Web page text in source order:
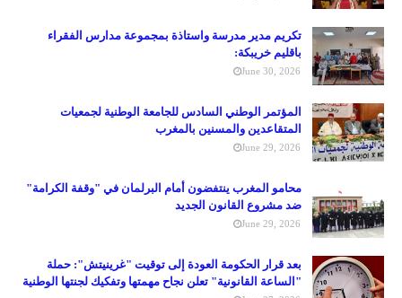
تكريم مدير مدرسة واستاذة بمجموعة مدارس الفقراء
باقليم خريبكة:
June 30, 2026
المؤتمر الوطني السادس للجامعة الوطنية لجمعيات
المتقاعدين والمسنين بالمغرب
June 29, 2026
محامو المغرب ينتفضون أمام البرلمان في "وقفة الكرامة"
ضد مشروع القانون الجديد
June 29, 2026
بعد قرار الحكومة العودة إلى توقيت "غرينيتش": حملة
"الساعة القانونية" تعلن نجاح مهمتها وتفكيك لجنتها الوطنية